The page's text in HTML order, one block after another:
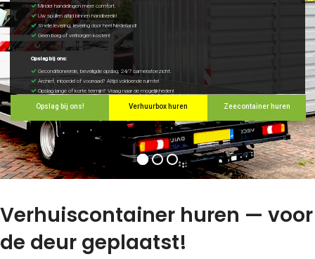
Opslag bij ons!
Minder handelingen meer comfort.
Uw spullen altijd binnen handbereik!
Snelle levering, levering door heel Nederland!
Geen borg of verborgen kosten!
Opslag bij ons:
Geconditioneerde, beveiligde opslag, 24/7 cameratoezicht.
Archief, inboedel of voorraad? Altijd voldoende ruimte!
Opslag lange of korte termijn? Vraag naar de mogelijkheden!
Zeecontainer huren
Verhuurbox huren
Verhuiscontainer huren — voor
de deur geplaatst!